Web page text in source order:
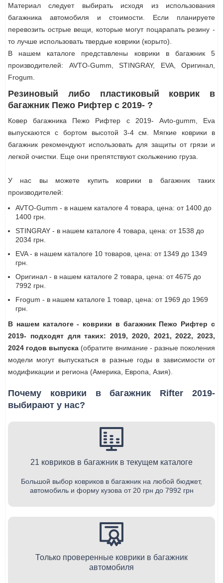
Материал следует выбирать исходя из использования
багажника автомобиля и стоимости. Если планируете
перевозить острые вещи, которые могут поцарапать резину -
то лучше использовать твердые коврики (корыто).
В нашем каталоге представлены коврики в багажник 5
производителей: AVTO-Gumm, STINGRAY, EVA, Оригинал,
Frogum.
Резиновый либо пластиковый коврик в
багажник Пежо Рифтер с 2019- ?
Ковер багажника Пежо Рифтер с 2019- Avto-gumm, Eva
выпускаются с бортом высотой 3-4 см. Мягкие коврики в
багажник рекомендуют использовать для защиты от грязи и
легкой очистки. Еще они препятствуют скольжению груза.
У нас вы можете купить коврики в багажник таких
производителей:
AVTO-Gumm - в нашем каталоге 4 товара, цена: от 1400 до
1400 грн.
STINGRAY - в нашем каталоге 4 товара, цена: от 1538 до
2034 грн.
EVA - в нашем каталоге 10 товаров, цена: от 1349 до 1349
грн.
Оригинал - в нашем каталоге 2 товара, цена: от 4675 до
7992 грн.
Frogum - в нашем каталоге 1 товар, цена: от 1969 до 1969
грн.
В нашем каталоге - коврики в багажник Пежо Рифтер с
2019- подходят для таких: 2019, 2020, 2021, 2022, 2023,
2024 годов выпуска (обратите внимание - разные поколения
модели могут выпускаться в разные годы в зависимости от
модификации и региона (Америка, Европа, Азия).
Почему коврики в багажник Rifter 2019-
выбирают у нас?
21 ковриков в багажник в текущем каталоге
Большой выбор ковриков в багажник на любой бюджет,
автомобиль и форму кузова от 20 грн до 7992 грн
Только проверенные коврики в багажник
автомобиля